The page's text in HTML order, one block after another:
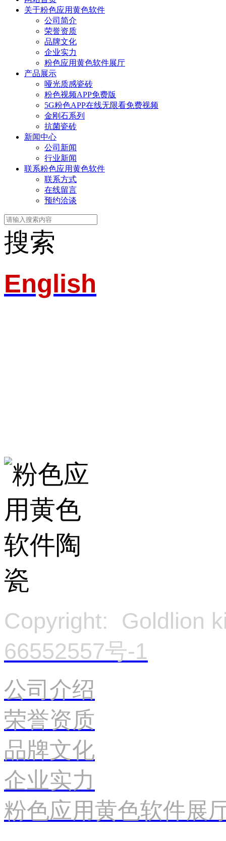
关于粉色应用黄色软件
公司简介
荣誉资质
品牌文化
企业实力
粉色应用黄色软件展厅
产品展示
哑光质感瓷砖
粉色视频APP免费版
5G粉色APP在线无限看免费视频
金刚石系列
抗菌瓷砖
新闻中心
公司新闻
行业新闻
联系粉色应用黄色软件
联系方式
在线留言
预约洽谈
搜索
English
Copyright:
66552557号-1
公司介绍
荣誉资质
品牌文化
企业实力
粉色应用黄色软件展